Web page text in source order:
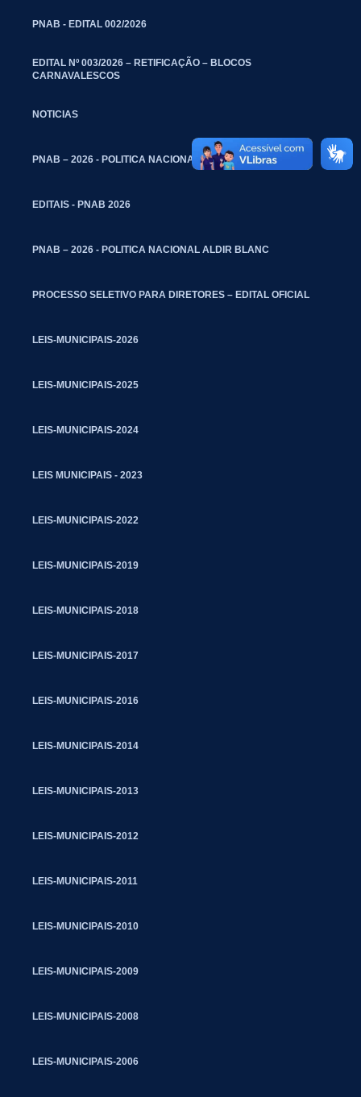
PNAB - EDITAL 002/2026
EDITAL Nº 003/2026 – RETIFICAÇÃO – BLOCOS
CARNAVALESCOS
NOTICIAS
PNAB – 2026 - POLITICA NACIONAL ALDIR BLANC
EDITAIS - PNAB 2026
PNAB – 2026 - POLITICA NACIONAL ALDIR BLANC
PROCESSO SELETIVO PARA DIRETORES – EDITAL OFICIAL
LEIS-MUNICIPAIS-2026
LEIS-MUNICIPAIS-2025
LEIS-MUNICIPAIS-2024
LEIS MUNICIPAIS - 2023
LEIS-MUNICIPAIS-2022
LEIS-MUNICIPAIS-2019
LEIS-MUNICIPAIS-2018
LEIS-MUNICIPAIS-2017
LEIS-MUNICIPAIS-2016
LEIS-MUNICIPAIS-2014
LEIS-MUNICIPAIS-2013
LEIS-MUNICIPAIS-2012
LEIS-MUNICIPAIS-2011
LEIS-MUNICIPAIS-2010
LEIS-MUNICIPAIS-2009
LEIS-MUNICIPAIS-2008
LEIS-MUNICIPAIS-2006